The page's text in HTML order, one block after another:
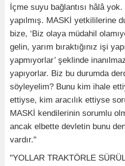
İçme suyu bağlantısı hâlâ yok.
yapılmış. MASKİ yetkililerine
bize, ‘Biz olaya müdahil
gelin, yarım bıraktığınız işi
yapmıyorlar’ şeklinde
yapıyorlar. Biz bu durumda
söyleyelim? Bunu kim ihale
ettiyse, kim aracılık ettiyse
MASKİ kendilerinin sorumlu
ancak elbette devletin bunu
vardır."
"YOLLAR TRAKTÖRLE